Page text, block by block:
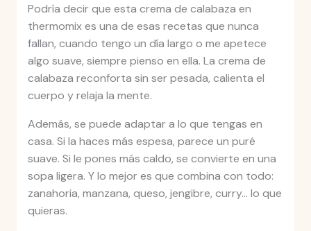
Podría decir que esta crema de calabaza en
thermomix es una de esas recetas que nunca
fallan, cuando tengo un día largo o me apetece
algo suave, siempre pienso en ella. La crema de
calabaza reconforta sin ser pesada, calienta el
cuerpo y relaja la mente.
Además, se puede adaptar a lo que tengas en
casa. Si la haces más espesa, parece un puré
suave. Si le pones más caldo, se convierte en una
sopa ligera. Y lo mejor es que combina con todo:
zanahoria, manzana, queso, jengibre, curry… lo que
quieras.